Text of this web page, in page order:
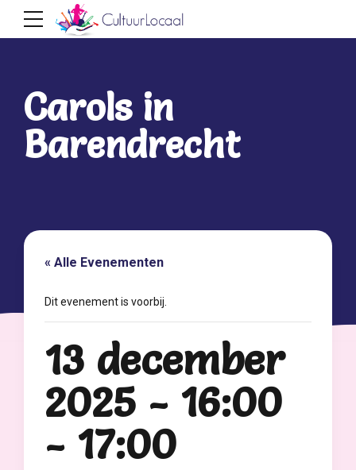
Carols in
Barendrecht
« Alle Evenementen
Dit evenement is voorbij.
13 december
2025 - 16:00
- 17:00